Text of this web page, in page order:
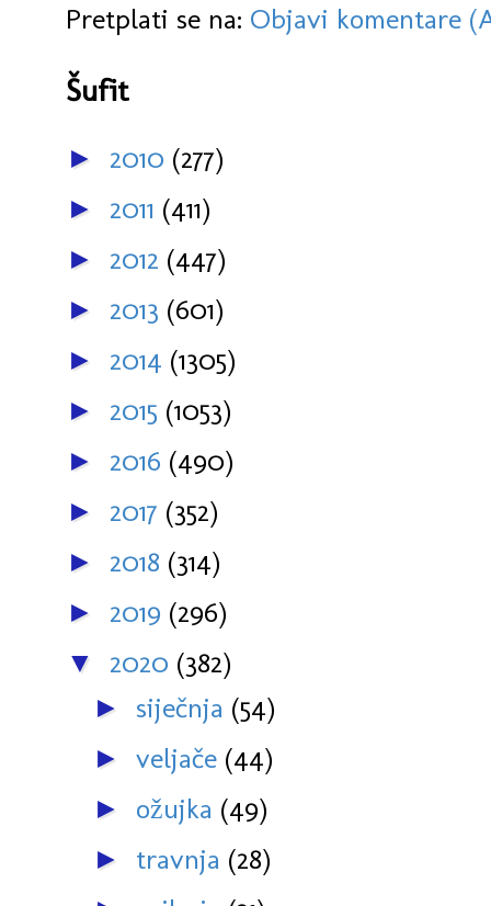
Pretplati se na: Objavi komentare
Šufit
► 2010 (277)
► 2011 (411)
► 2012 (447)
► 2013 (601)
► 2014 (1305)
► 2015 (1053)
► 2016 (490)
► 2017 (352)
► 2018 (314)
► 2019 (296)
▼ 2020 (382)
► siječnja (54)
► veljače (44)
► ožujka (49)
► travnja (28)